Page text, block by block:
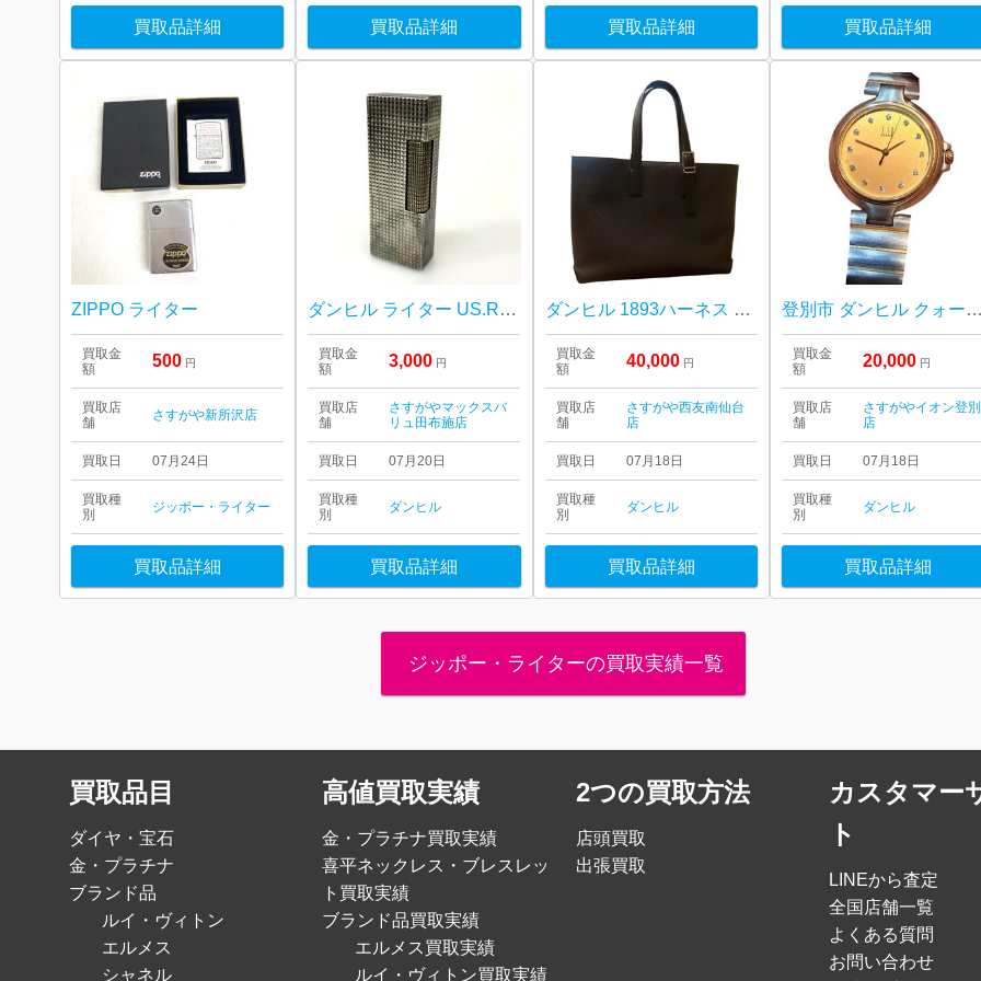
買取品詳細 買取品詳細 買取品詳細 買取品詳細
ZIPPO ライター
買取金
額
500 円
買取店
舗
さすがや新所沢店
買取日 07月24日
買取種
別
ジッポー・ライター
買取品詳細
ダンヒル ライター US.RE24163
買取金
額
3,000 円
買取店
舗
さすがやマックスバ
リュ田布施店
買取日 07月20日
買取種
別
ダンヒル
買取品詳細
ダンヒル 1893ハーネス イーストウエスト トートバッグ
買取金
額
40,000 円
買取店
舗
さすがや西友南仙台
店
買取日 07月18日
買取種
別
ダンヒル
買取品詳細
登別市 ダンヒル クォーツ腕時計 ゴールドカラー 高価買取しました
買取金
額
20,000 円
買取店
舗
さすがやイオン登別
店
買取日 07月18日
買取種
別
ダンヒル
買取品詳細
ジッポー・ライターの買取実績一覧
買取品目
ダイヤ・宝石
金・プラチナ
ブランド品
ルイ・ヴィトン
エルメス
シャネル
高値買取実績
金・プラチナ買取実績
喜平ネックレス・ブレスレッ
ト買取実績
ブランド品買取実績
エルメス買取実績
ルイ・ヴィトン買取実績
2つの買取方法
店頭買取
出張買取
カスタマー
ト
LINEから査定
全国店舗一覧
よくある質問
お問い合わせ